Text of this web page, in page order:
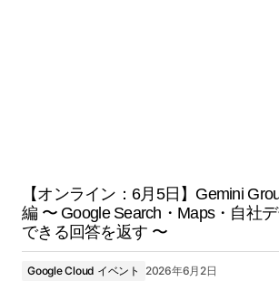
【オンライン：6月5日】Gemini
編 〜 Google Search・Maps・自社
できる回答を返す 〜
Google Cloud イベント 2026年6月2日